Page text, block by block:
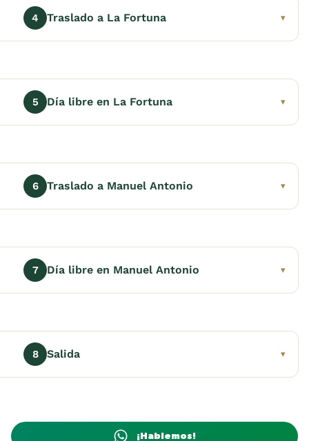
4 Traslado a La Fortuna ▾
5 Día libre en La Fortuna ▾
6 Traslado a Manuel Antonio ▾
7 Día libre en Manuel Antonio ▾
8 Salida ▾
¡Hablemos!